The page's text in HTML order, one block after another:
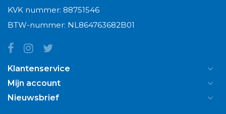
KVK nummer: 88751546
BTW-nummer: NL864763682B01
Klantenservice
Mijn account
Nieuwsbrief